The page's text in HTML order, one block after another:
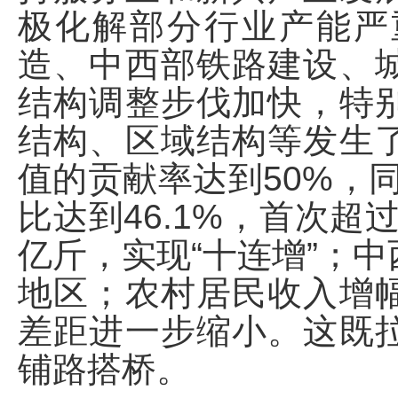
极化解部分行业产能
造、中西部铁路建设、
结构调整步伐加快，特
结构、区域结构等发生
值的贡献率达到50%，
比达到46.1%，首次超
亿斤，实现“十连增”；
地区；农村居民收入增
差距进一步缩小。这既
铺路搭桥。